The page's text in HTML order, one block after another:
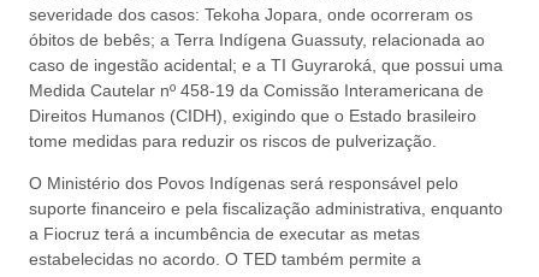
severidade dos casos: Tekoha Jopara, onde ocorreram os
óbitos de bebês; a Terra Indígena Guassuty, relacionada ao
caso de ingestão acidental; e a TI Guyraroká, que possui uma
Medida Cautelar nº 458-19 da Comissão Interamericana de
Direitos Humanos (CIDH), exigindo que o Estado brasileiro
tome medidas para reduzir os riscos de pulverização.
O Ministério dos Povos Indígenas será responsável pelo
suporte financeiro e pela fiscalização administrativa, enquanto
a Fiocruz terá a incumbência de executar as metas
estabelecidas no acordo. O TED também permite a